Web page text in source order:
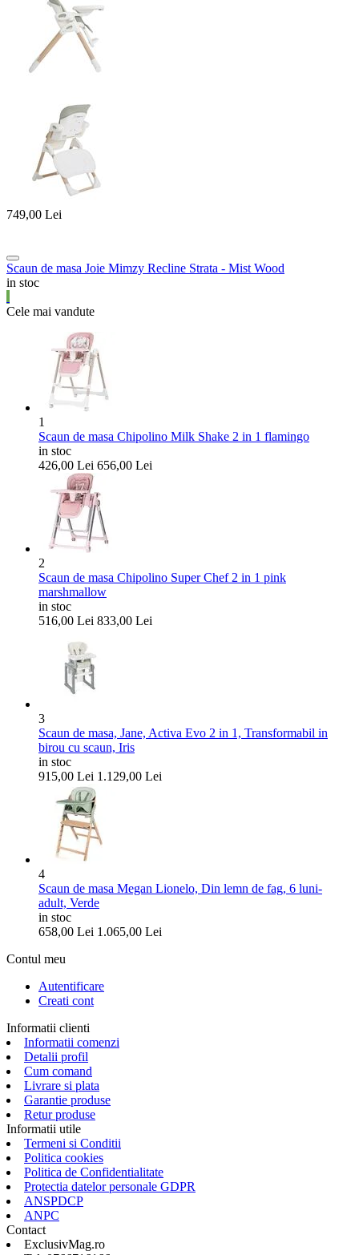
749,00 Lei
Scaun de masa Joie Mimzy Recline Strata - Mist Wood
in stoc
Cele mai vandute
1
Scaun de masa Chipolino Milk Shake 2 in 1 flamingo
in stoc
426,00 Lei 656,00 Lei
2
Scaun de masa Chipolino Super Chef 2 in 1 pink
marshmallow
in stoc
516,00 Lei 833,00 Lei
3
Scaun de masa, Jane, Activa Evo 2 in 1, Transformabil in
birou cu scaun, Iris
in stoc
915,00 Lei 1.129,00 Lei
4
Scaun de masa Megan Lionelo, Din lemn de fag, 6 luni-
adult, Verde
in stoc
658,00 Lei 1.065,00 Lei
Contul meu
Autentificare
Creati cont
Informatii clienti
Informatii comenzi
Detalii profil
Cum comand
Livrare si plata
Garantie produse
Retur produse
Informatii utile
Termeni si Conditii
Politica cookies
Politica de Confidentialitate
Protectia datelor personale GDPR
ANSPDCP
ANPC
Contact
ExclusivMag.ro